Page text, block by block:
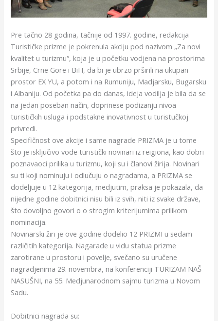
Pre tačno 28 godina, tačnije od 1997. godine, redakcija
Turističke prizme je pokrenula akciju pod nazivom „Za novi
kvalitet u turizmu“, koja je u početku vodjena na prostorima
Srbije, Crne Gore i BiH, da bi je ubrzo prširili na ukupan
prostor EX YU, a potom i na Rumuniju, Madjarsku, Bugarsku
i Albaniju. Od početka pa do danas, ideja vodilja je bila da se
na jedan poseban način, doprinese podizanju nivoa
turističkih usluga i podstakne inovativnost u turistučkoj
privredi.
Specifičnost ove akcije i same nagrade PRIZMA je u tome
što je isključivo vode turistički novinari iz reigiona, kao dobri
poznavaoci prilika u turizmu, koji su i članovi žirija. Novinari
su ti koji nominuju i odlučuju o nagradama, a PRIZMA se
dodeljuje u 12 kategorija, medjutim, praksa je pokazala, da
nijedne godine dobitnici nisu bili iz svih, niti iz svake države,
što dovoljno govori o o strogim kriterijumima prilikom
nominacija.
Novinarski žiri je ove godine dodelio 12 PRIZMI u sedam
različitih kategorija. Nagarade u vidu statua prizme
zarotirane u prostoru i povelje, svečano su uručene
nagradjenima 29. novembra, na konferenciji TURIZAM NAŠ
NASUŠNI, na 55. Medjunarodnom sajmu turizma u Novom
Sadu.
Dobitnici nagrada su: